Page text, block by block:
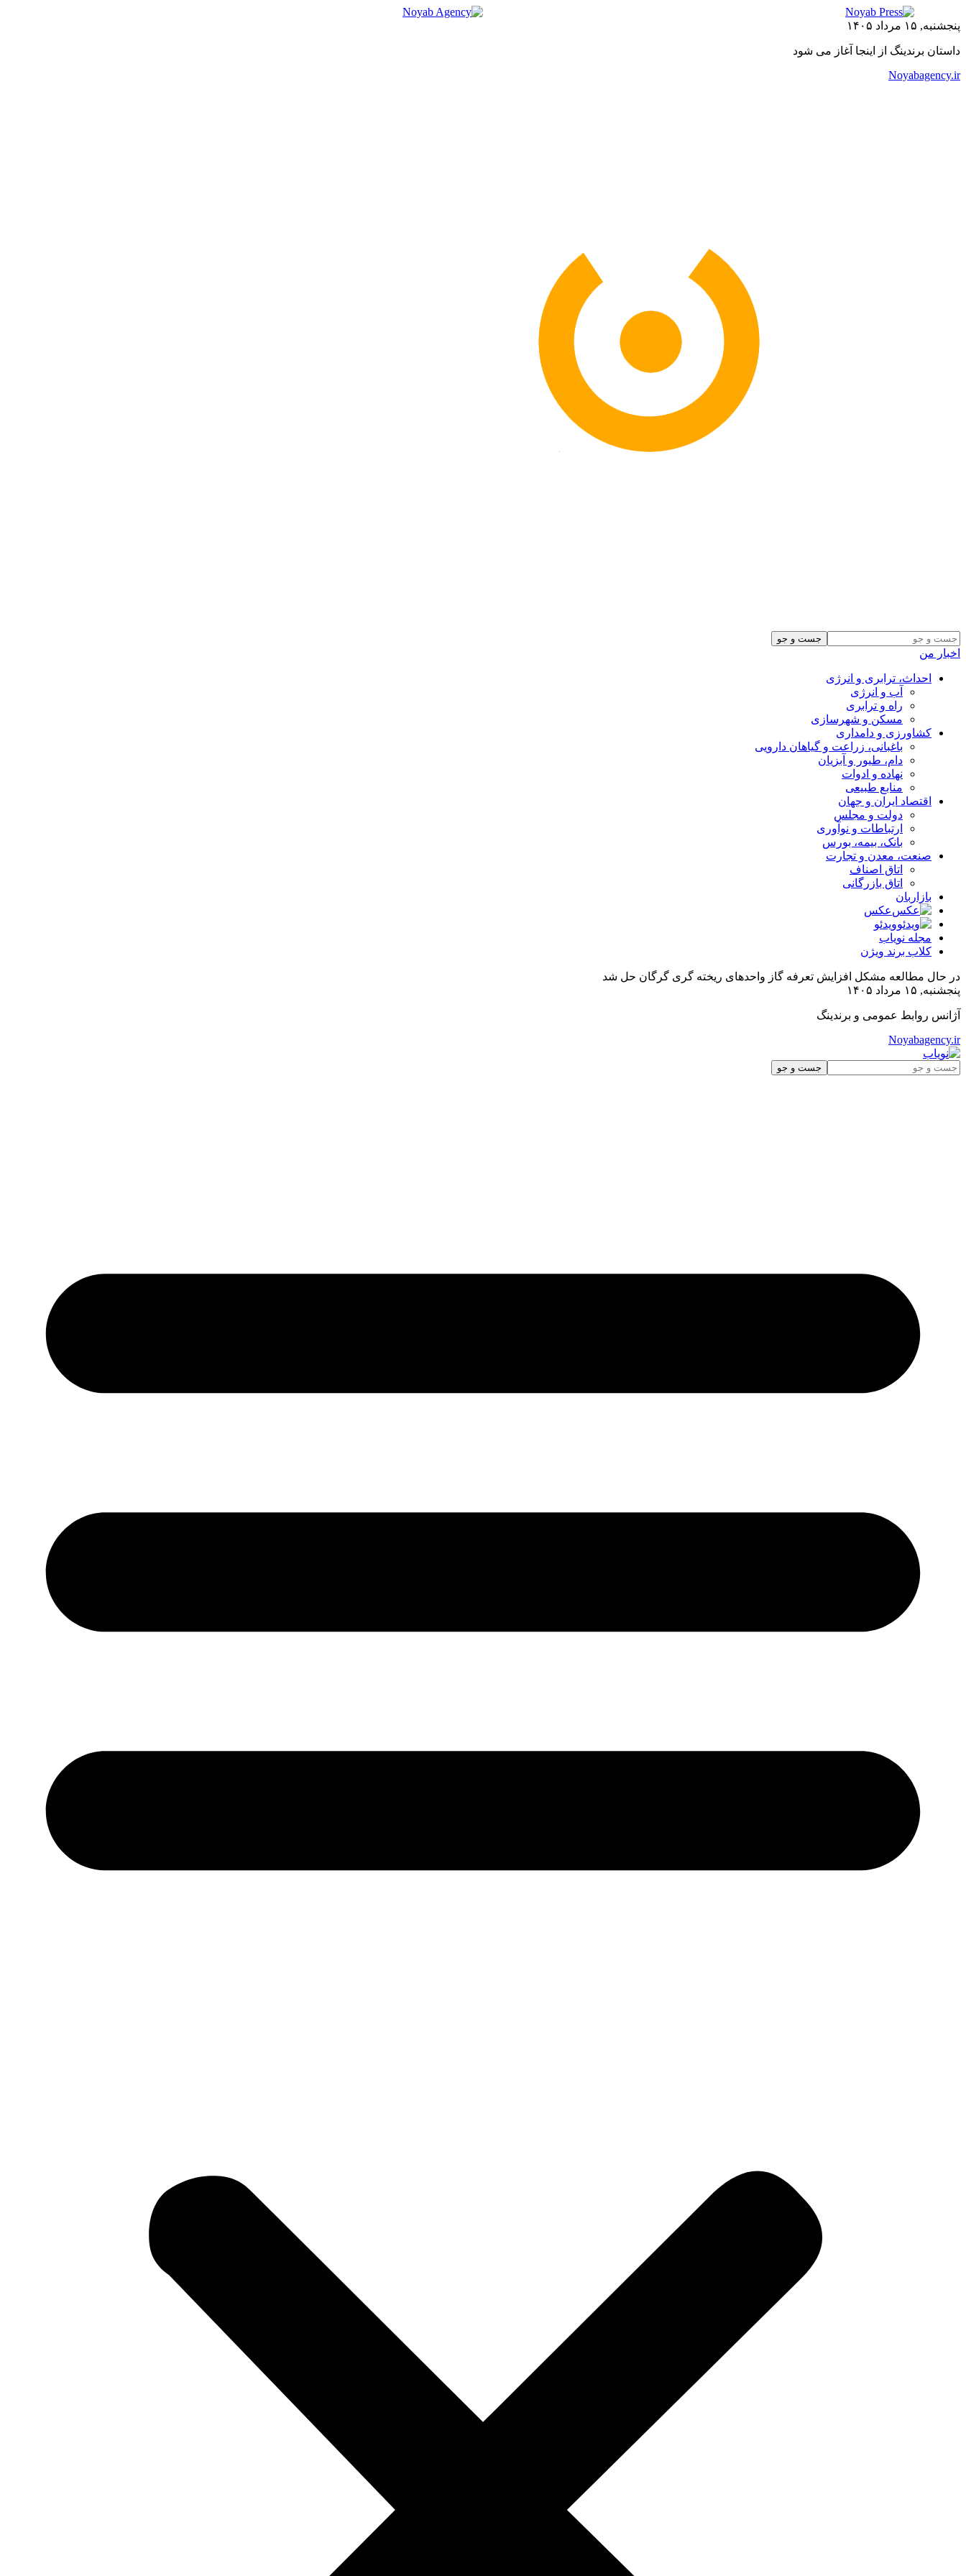
پنجشنبه, ۱۵ مرداد ۱۴۰۵
داستان برندینگ از اینجا آغاز می شود
Noyabagency.ir
اخبار من
احداث، ترابری و انرژی
آب و انرژی
راه و ترابری
مسکن و شهرسازی
کشاورزی و دامداری
باغبانی، زراعت و گیاهان دارویی
دام، طیور و آبزیان
نهاده و ادوات
منابع طبیعی
اقتصاد ایران و جهان
دولت و مجلس
ارتباطات و نوآوری
بانک، بیمه، بورس
صنعت، معدن و تجارت
اتاق اصناف
اتاق بازرگانی
بازاربان
عکس
ویدئو
مجله نویاب
کلاب برند ویژن
در حال مطالعه مشکل افزایش تعرفه گاز واحدهای ریخته گری گرگان حل شد
پنجشنبه, ۱۵ مرداد ۱۴۰۵
آژانس روابط عمومی و برندینگ
Noyabagency.ir